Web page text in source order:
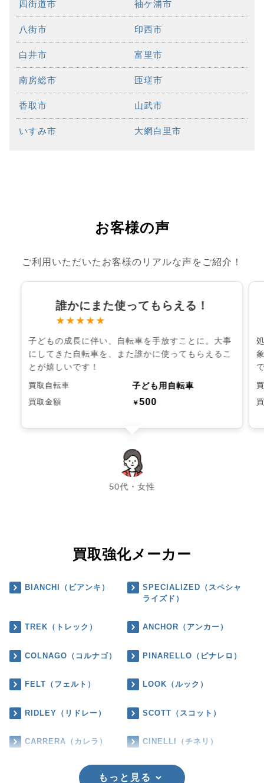
四街道市 袖ケ浦市
八街市 印西市
白井市 富里市
南房総市 匝瑳市
香取市 山武市
いすみ市 大網白里市
お客様の声
ご利用いただいたお客様のリアルな声をご紹介！
誰かにまた使ってもらえる！
★★★★★
子どもの成長に伴い、自転車を手放すことに。大事
にしてきた自転車を、また誰かに使ってもらえるこ
とが嬉しいです！
買取自転車 子ども用自転車
買取金額 ￥500
50代・女性
chevron_left chevron_right
買取強化メーカー
BIANCHI（ビアンキ）
SPECIALIZED（スペシャ
ライズド）
TREK（トレック） ANCHOR（アンカー）
COLNAGO（コルナゴ） PINARELLO（ピナレロ）
FELT（フェルト） LOOK（ルック）
RIDLEY（リドレー） SCOTT（スコット）
CARRERA（カレラ） CINELLI（チネリ）
もっと見る